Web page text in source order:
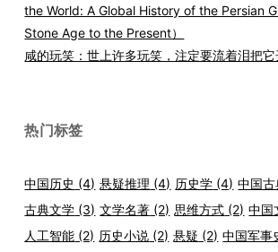
the World: A Global History of the Persian
Stone Age to the Present）
咸的玩笑：世上许多玩笑，注定要流着泪把它
热门标签
中国历史 (4) 悬疑推理 (4) 历史学 (4) 中国古
古典文学 (3) 文学名著 (2) 思维方式 (2) 中国
人工智能 (2) 历史小说 (2) 悬疑 (2) 中国军事